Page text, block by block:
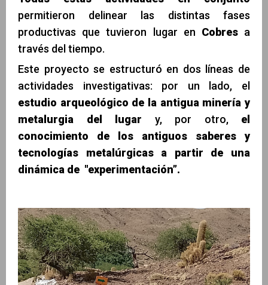
permitieron delinear las distintas fases
productivas que tuvieron lugar en Cobresa
través del tiempo.
Este proyecto se estructuró en dos líneas de
actividades investigativas: por un lado, el
estudio arqueológico de la antigua minería y
metalurgia del lugar y, por otro, el
conocimiento de los antiguos saberes y
tecnologías metalúrgicas a partir de una
dinámica de "experimentación”.